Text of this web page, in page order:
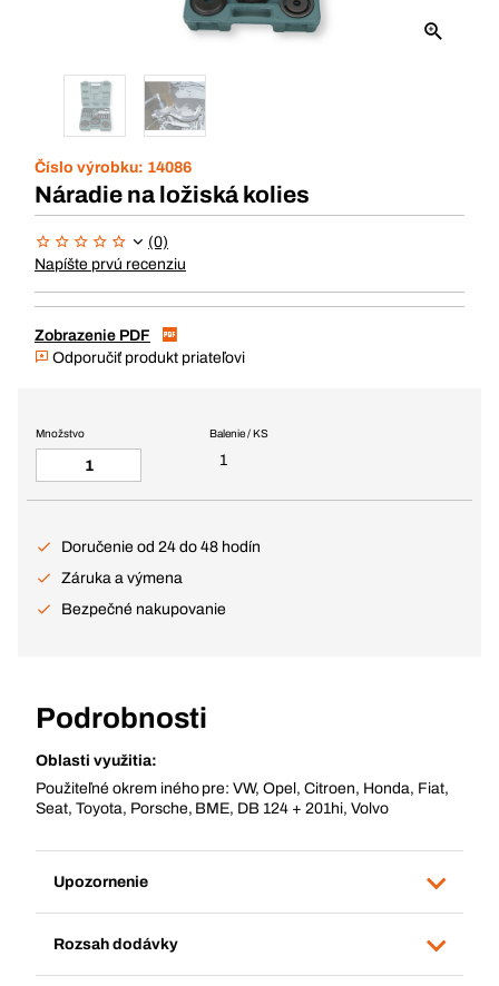
Číslo výrobku: 14086
Náradie na ložiská kolies
(0)
Napíšte prvú recenziu
Zobrazenie PDF
Odporučiť produkt priateľovi
Balenie / KS
1
Množstvo
Doručenie od 24 do 48 hodín
Záruka a výmena
Bezpečné nakupovanie
Podrobnosti
Oblasti využitia:
Použiteľné okrem iného pre: VW, Opel, Citroen, Honda, Fiat,
Seat, Toyota, Porsche, BME, DB 124 + 201hi, Volvo
Upozornenie
Rozsah dodávky